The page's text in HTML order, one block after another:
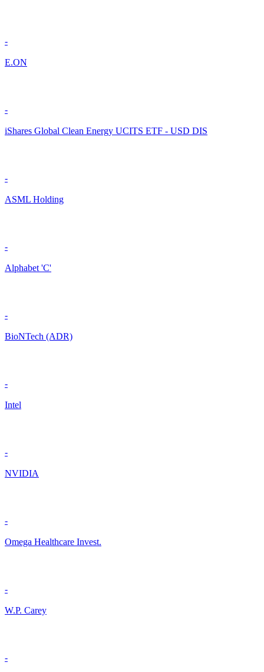
-
E.ON
-
iShares Global Clean Energy UCITS ETF - USD DIS
-
ASML Holding
-
Alphabet 'C'
-
BioNTech (ADR)
-
Intel
-
NVIDIA
-
Omega Healthcare Invest.
-
W.P. Carey
-